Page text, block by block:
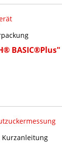
BASIC®Plus"
Kurzanleitung